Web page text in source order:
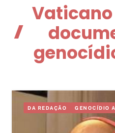
DA REDAÇÃO GENOCÍDIO